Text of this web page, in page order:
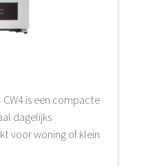
CW4 is een compacte
dagelijks
voor woning of klein